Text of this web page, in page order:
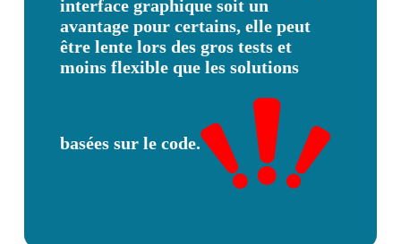
interface graphique soit un
avantage pour certains, elle peut
être lente lors des gros tests et
moins flexible que les solutions
basées sur le code.